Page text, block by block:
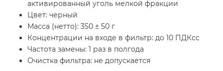
активированный уголь мелкой фракции
Цвет: черный
Масса (нетто): 350 ± 50 г
Концентрации на входе в фильтр: до 10 ПДКсc
Частота замены: 1 раз в полгода
Очистка фильтра: не допускается